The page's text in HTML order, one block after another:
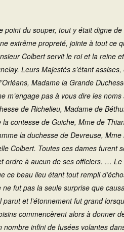
point du souper, tout y était digne
extrême propreté, jointe à tout ce
Colbert servit le roi et la reine
Leurs Majestés s’étant
Madame la Grande
m’engage pas à vous dire les
de Richelieu, Madame de
contesse de Guiche, Mme de
la duchesse de Devreuse,
Colbert. Toutes ces dames furent
ordre à aucun de ses officiers. … Le
ce beau lieu étant tout rempli
fut pas la seule surprise que
et l’étonnement fut grand
commencèrent alors à donner
nombre infini de fusées volantes